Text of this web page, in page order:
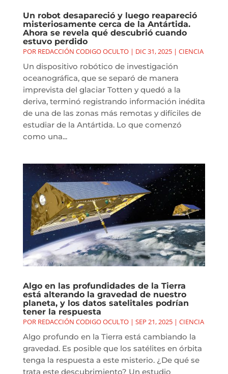
Un robot desapareció y luego reapareció
misteriosamente cerca de la Antártida.
Ahora se revela qué descubrió cuando
estuvo perdido
POR REDACCIÓN CODIGO OCULTO| DIC 31, 2025| CIENCIA
Un dispositivo robótico de investigación
oceanográfica, que se separó de manera
imprevista del glaciar Totten y quedó a la
deriva, terminó registrando información inédita
de una de las zonas más remotas y difíciles de
estudiar de la Antártida. Lo que comenzó
como una...
Algo en las profundidades de la Tierra
está alterando la gravedad de nuestro
planeta, y los datos satelitales podrían
tener la respuesta
POR REDACCIÓN CODIGO OCULTO| SEP 21, 2025| CIENCIA
Algo profundo en la Tierra está cambiando la
gravedad. Es posible que los satélites en órbita
tenga la respuesta a este misterio. ¿De qué se
trata este descubrimiento? Un estudio